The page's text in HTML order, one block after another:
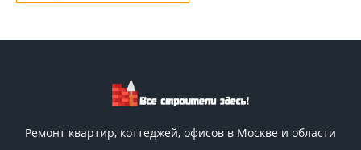
Ремонт квартир, коттеджей, офисов в Москве и области